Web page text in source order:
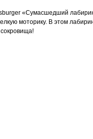
«Сумасшедший
моторику. В этом